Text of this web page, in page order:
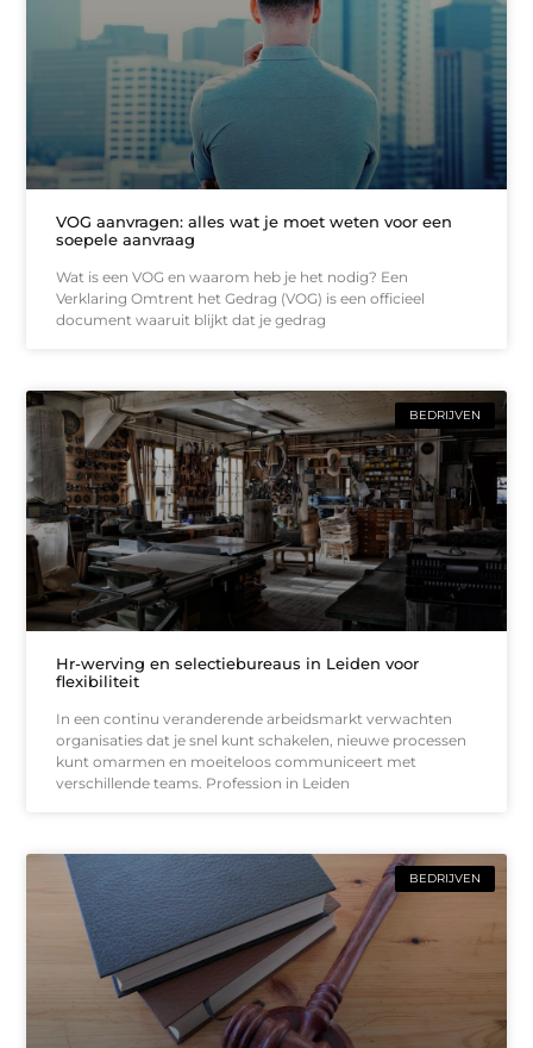
VOG aanvragen: alles wat je moet weten voor een
soepele aanvraag
Wat is een VOG en waarom heb je het nodig? Een
Verklaring Omtrent het Gedrag (VOG) is een officieel
document waaruit blijkt dat je gedrag
BEDRIJVEN
Hr-werving en selectiebureaus in Leiden voor
flexibiliteit
In een continu veranderende arbeidsmarkt verwachten
organisaties dat je snel kunt schakelen, nieuwe processen
kunt omarmen en moeiteloos communiceert met
verschillende teams. Profession in Leiden
BEDRIJVEN